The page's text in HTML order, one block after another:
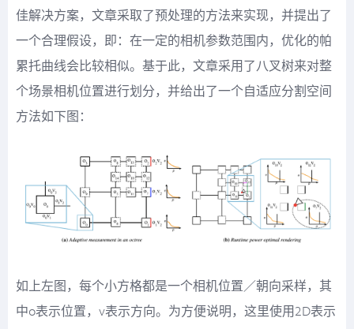
佳解决方案，文章采取了预处理的方法来实现，并提出了
一个合理假设，即：在一定的相机参数范围内，优化的帕
累托曲线会比较相似。基于此，文章采用了八叉树来对整
个场景相机位置进行划分，并给出了一个自适应分割空间
方法如下图：
如上左图，每个小方格都是一个相机位置／朝向采样，其
中o表示位置，v表示方向。为方便说明，这里使用2D表示